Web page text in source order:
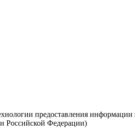
предоставления информации
Российской Федерации)